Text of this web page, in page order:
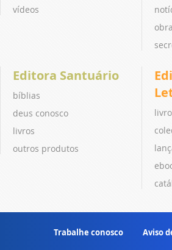
vídeos
Editora Santuário
bíblias
deus conosco
livros
outros produtos
Trabalhe conosco Aviso